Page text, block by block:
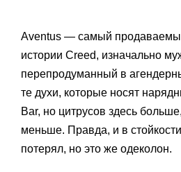
Aventus — самый
истории Creed, изначально
перепродуманный в
те духи, которые носят
Bar, но цитрусов здесь
меньше. Правда, и в
потерял, но это же одеколон.